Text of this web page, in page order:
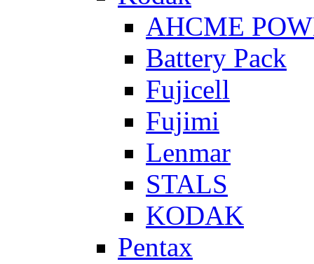
AHCME
Battery Pack
Fujicell
Fujimi
Lenmar
STALS
KODAK
Pentax